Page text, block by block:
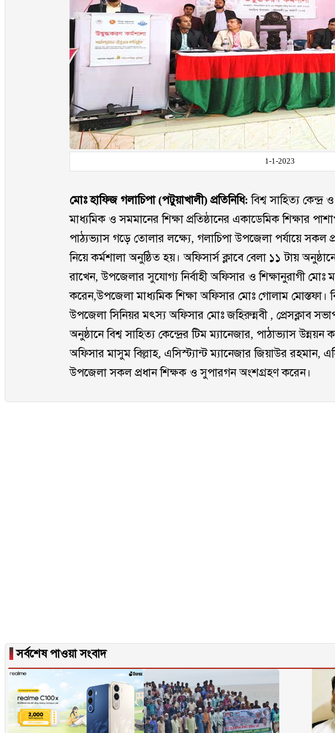
1-1-2023
মোঃ হাফিজ গলাচিপা (পটুয়াখালী) প্রতিনিধি: বিশ্ব সাহিত্য কেন্দ্র
মাধ্যমিক ও সমমানের শিক্ষা প্রতিষ্ঠানের একাডেমিক শিক্ষার
পাঠ্যভ্যাস গড়ে তোলার লক্ষ্যে, গলাচিপা উপজেলা পর্যায়ে সকল
নিয়ে কর্মশালা অনুষ্ঠিত হয়। অফিসার্স ক্লাবে বেলা ১১ টায়
রাখেন, উপজেলার সুযোগ্য নির্বাহী অফিসার ও শিক্ষানুরাগী মোঃ
করেন,উপজেলা মাধ্যমিক শিক্ষা অফিসার মোঃ গোলাম মোস্তফা।
উপজেলা সিনিয়র মৎস্য অফিসার মোঃ জহিরুন্নবী , প্রেসক্লাব
অনুষ্ঠানে বিশ্ব সাহিত্য কেন্দ্রের টিম ম্যানেজার, পাঠাভ্যাস
অফিসার মাসুম বিল্লাহ, এসিস্ট্যান্ট ম্যানেজার জিয়াউর রহমান,
উপজেলা সকল প্রধান শিক্ষক ও সুপারগন অংশগ্রহণ করেন।
▐সর্বশেষ পাওয়া সংবাদ